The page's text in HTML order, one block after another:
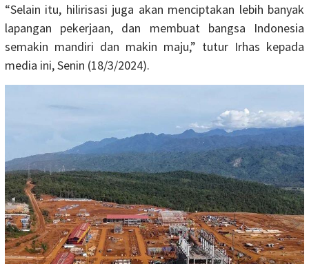
“Selain itu, hilirisasi juga akan menciptakan lebih banyak
lapangan pekerjaan, dan membuat bangsa Indonesia
semakin mandiri dan makin maju,” tutur Irhas kepada
media ini, Senin (18/3/2024).